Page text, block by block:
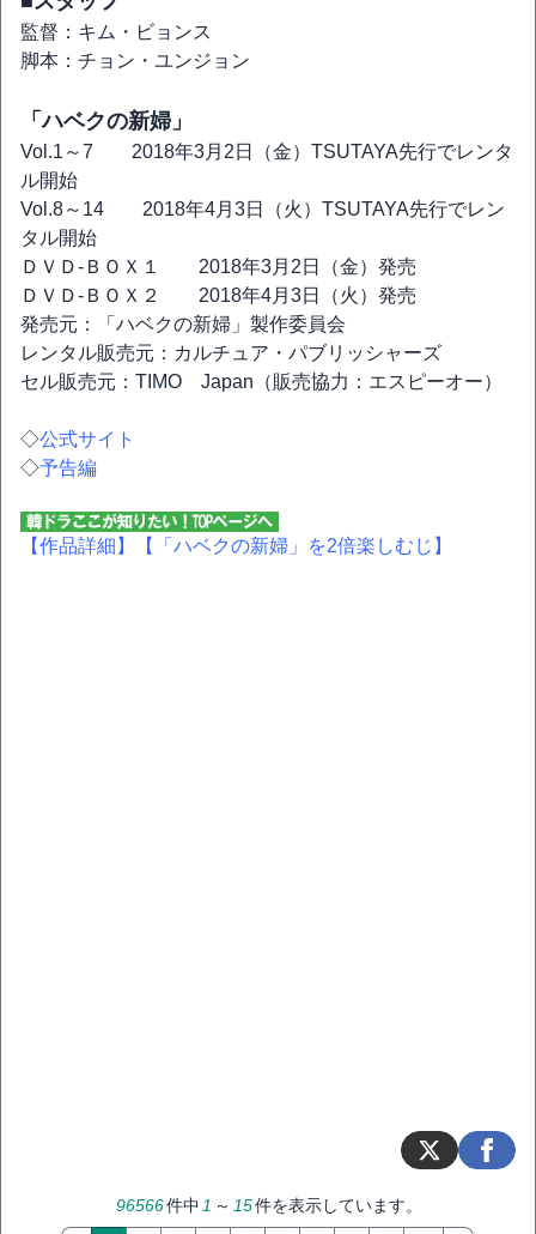
監督：キム・ビョンス
脚本：チョン・ユンジョン
「ハベクの新婦」
Vol.1～7 2018年3月2日（金）TSUTAYA先行でレンタ
ル開始
Vol.8～14 2018年4月3日（火）TSUTAYA先行でレン
タル開始
ＤＶＤ-ＢＯＸ１ 2018年3月2日（金）発売
ＤＶＤ-ＢＯＸ２ 2018年4月3日（火）発売
発売元：「ハベクの新婦」製作委員会
レンタル販売元：カルチュア・パブリッシャーズ
セル販売元：TIMO Japan（販売協力：エスピーオー）
◇公式サイト
◇予告編
【作品詳細】 【「ハベクの新婦」を2倍楽しむじ】
96566件中1 ～ 15件を表示しています。